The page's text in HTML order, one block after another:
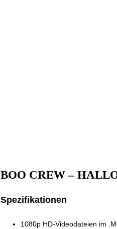
BOO CREW –
Spezifikationen
1080p HD-Videodateien im